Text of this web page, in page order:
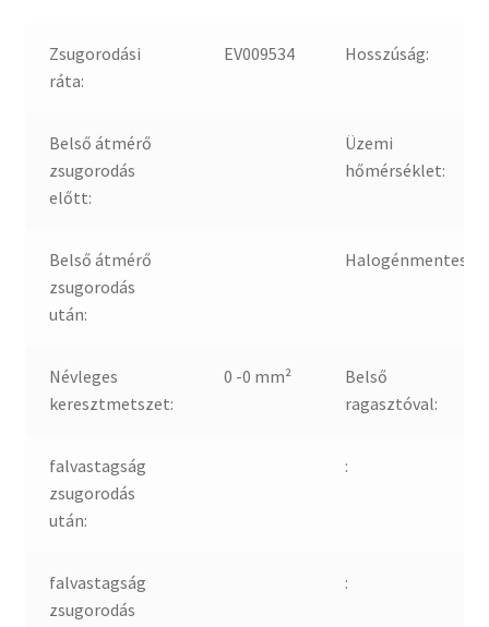
Zsugorodási
ráta:
EV009534 Hosszúság:
Belső átmérő
zsugorodás
előtt:
Üzemi
hőmérséklet:
Belső átmérő
zsugorodás
után:
Halogénmentes:
Névleges
keresztmetszet:
0 -0 mm²
Belső
ragasztóval:
falvastagság
zsugorodás
után:
:
falvastagság
zsugorodás
: